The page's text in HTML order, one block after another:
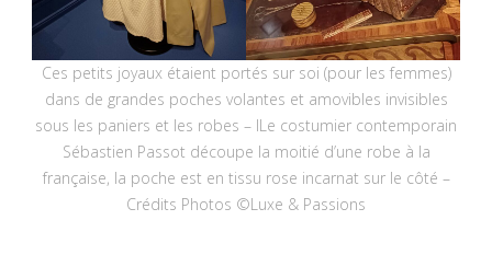
Ces petits joyaux étaient portés sur soi (pour les femmes)
dans de grandes poches volantes et amovibles invisibles
sous les paniers et les robes – lLe costumier contemporain
Sébastien Passot découpe la moitié d’une robe à la
française, la poche est en tissu rose incarnat sur le côté –
Crédits Photos ©Luxe & Passions